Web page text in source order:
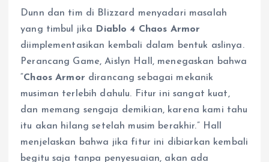
Dunn dan tim di Blizzard menyadari masalah
yang timbul jika
Diablo 4 Chaos Armor
diimplementasikan kembali dalam bentuk aslinya.
Perancang Game, Aislyn Hall, menegaskan bahwa
“Chaos Armor dirancang sebagai mekanik
musiman terlebih dahulu. Fitur ini sangat kuat,
dan memang sengaja demikian, karena kami tahu
itu akan hilang setelah musim berakhir.” Hall
menjelaskan bahwa jika fitur ini dibiarkan kembali
begitu saja tanpa penyesuaian, akan ada